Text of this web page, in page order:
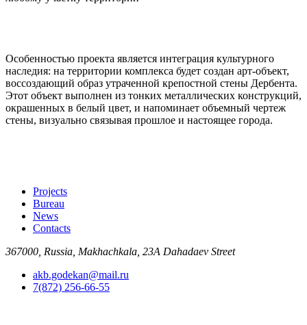
Особенностью проекта является интеграция культурного
наследия: на территории комплекса будет создан арт-объект,
воссоздающий образ утраченной крепостной стены Дербента.
Этот объект выполнен из тонких металлических конструкций,
окрашенных в белый цвет, и напоминает объемный чертеж
стены, визуально связывая прошлое и настоящее города.
Projects
Bureau
News
Contacts
367000, Russia, Makhachkala, 23A Dahadaev Street
akb.godekan@mail.ru
7(872) 256-66-55